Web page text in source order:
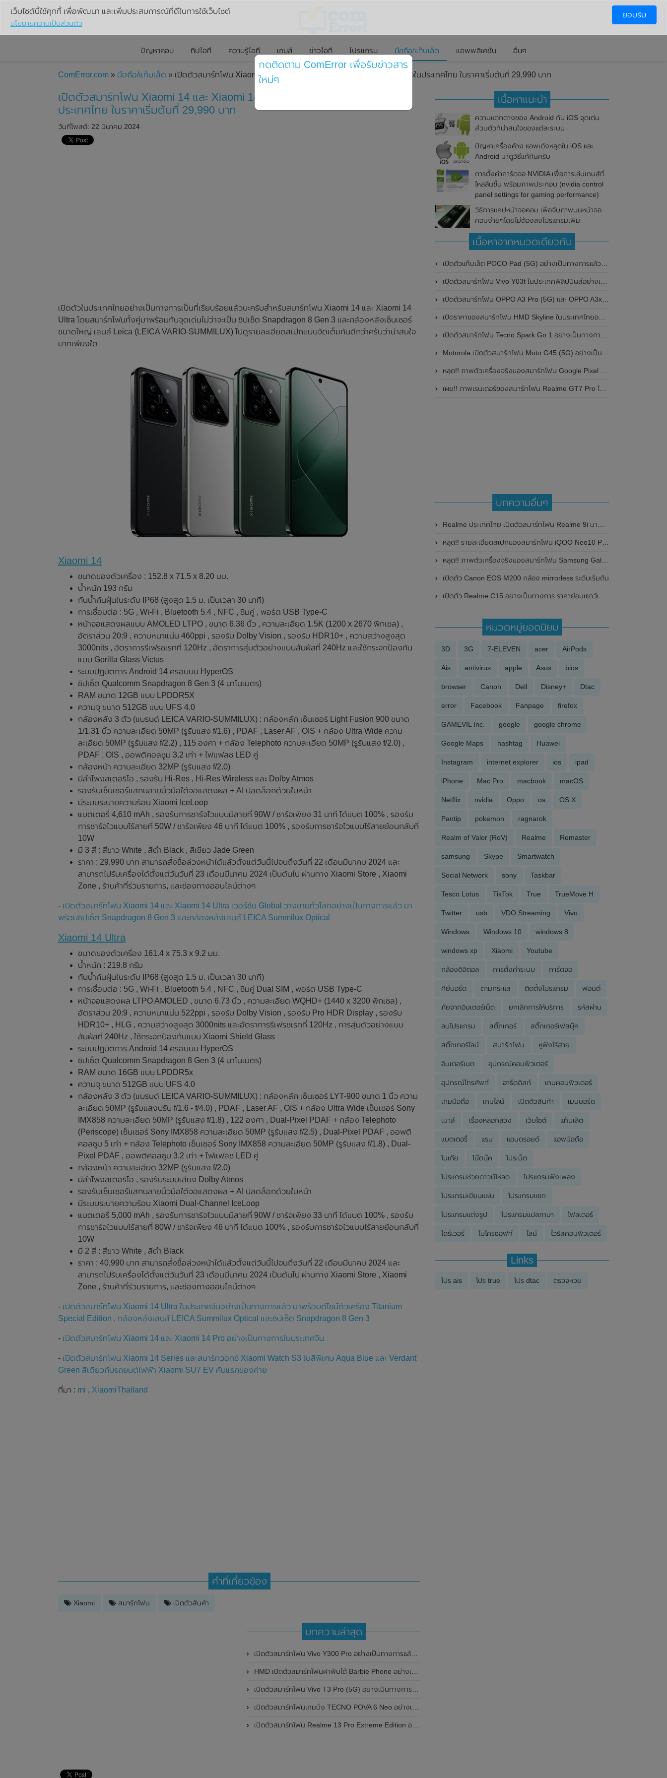
ปัญหาคอม ทิปไอที ความรู้ไอที เกมส์ ข่าวไอที โปรแกรม มือถือ/แท็บเล็ต แอพพลิเคชั่น อื่นๆ
ComError.com » มือถือ/แท็บเล็ต » เปิดตัวสมาร์ทโฟน Xiaomi 14 และ Xiaomi 14 Ultra อย่างเป็นทางการแล้วในประเทศไทย ในราคาเริ่มต้นที่ 29,990 บาท
เปิดตัวสมาร์ทโฟน Xiaomi 14 และ Xiaomi 14 Ultra อย่างเป็นทางการแล้วใน
ประเทศไทย ในราคาเริ่มต้นที่ 29,990 บาท
วันที่โพสต์: 22 มีนาคม 2024
เปิดตัวในประเทศไทยอย่างเป็นทางการเป็นที่เรียบร้อยแล้วนะครับสำหรับสมาร์ทโฟน Xiaomi 14 และ Xiaomi 14
Ultra โดยสมาร์ทโฟนทั้งคู่มาพร้อมกับจุดเด่นไม่ว่าจะเป็น ชิปเซ็ต Snapdragon 8 Gen 3 และกล้องหลังเซ็นเซอร์
ขนาดใหญ่ เลนส์ Leica (LEICA VARIO-SUMMILUX) ไปดูรายละเอียดสเปกแบบจัดเต็มกันดีกว่าครับว่าน่าสนใจ
มากเพียงใด
Xiaomi 14
ขนาดของตัวเครื่อง : 152.8 x 71.5 x 8.20 มม.
น้ำหนัก 193 กรัม
กันน้ำกันฝุ่นในระดับ IP68 (สูงสุด 1.5 ม. เป็นเวลา 30 นาที)
การเชื่อมต่อ : 5G , Wi-Fi , Bluetooth 5.4 , NFC , ซิมคู่ , พอร์ต USB Type-C
หน้าจอแสดงผลแบบ AMOLED LTPO , ขนาด 6.36 นิ้ว , ความละเอียด 1.5K (1200 x 2670 พิกเซล) ,
อัตราส่วน 20:9 , ความหนาแน่น 460ppi , รองรับ Dolby Vision , รองรับ HDR10+ , ความสว่างสูงสุด
3000nits , อัตราการรีเฟรชเรทที่ 120Hz , อัตราการสุ่มตัวอย่างแบบสัมผัสที่ 240Hz และใช้กระจกป้องกัน
แบบ Gorilla Glass Victus
ระบบปฏิบัติการ Android 14 ครอบบน HyperOS
ชิปเซ็ต Qualcomm Snapdragon 8 Gen 3 (4 นาโนเมตร)
RAM ขนาด 12GB แบบ LPDDR5X
ความจุ ขนาด 512GB แบบ UFS 4.0
กล้องหลัง 3 ตัว (แบรนด์ LEICA VARIO-SUMMILUX) : กล้องหลัก เซ็นเซอร์ Light Fusion 900 ขนาด
1/1.31 นิ้ว ความละเอียด 50MP (รูรับแสง f/1.6) , PDAF , Laser AF , OIS + กล้อง Ultra Wide ความ
ละเอียด 50MP (รูรับแสง f/2.2) , 115 องศา + กล้อง Telephoto ความละเอียด 50MP (รูรับแสง f/2.0) ,
PDAF , OIS , ออพติคอลซูม 3.2 เท่า + ไฟแฟลช LED คู่
กล้องหน้า ความละเอียด 32MP (รูรับแสง f/2.0)
มีลำโพงสเตอริโอ , รองรับ Hi-Res , Hi-Res Wireless และ Dolby Atmos
รองรับเซ็นเซอร์แสกนลายนิ้วมือใต้จอแสดงผล + AI ปลดล็อกด้วยใบหน้า
มีระบบระบายความร้อน Xiaomi IceLoop
แบตเตอรี่ 4,610 mAh , รองรับการชาร์จไวแบบมีสายที่ 90W / ชาร์จเพียง 31 นาที ได้แบต 100% , รองรับ
การชาร์จไวแบบไร้สายที่ 50W / ชาร์จเพียง 46 นาที ได้แบต 100% , รองรับการชาร์จไวแบบไร้สายย้อนกลับที่
10W
มี 3 สี : สีขาว White , สีดำ Black , สีเขียว Jade Green
ราคา : 29,990 บาท สามารถสั่งซื้อล่วงหน้าได้แล้วตั้งแต่วันนี้ไปจนถึงวันที่ 22 เดือนมีนาคม 2024 และ
สามารถไปรับเครื่องได้ตั้งแต่วันวันที่ 23 เดือนมีนาคม 2024 เป็นต้นไป ผ่านทาง Xiaomi Store , Xiaomi
Zone , ร้านค้าที่ร่วมรายการ, และช่องทางออนไลน์ต่างๆ
- เปิดตัวสมาร์ทโฟน Xiaomi 14 และ Xiaomi 14 Ultra เวอร์ชัน Global วางขายทั่วโลกอย่างเป็นทางการแล้ว มา
พร้อมชิปเซ็ต Snapdragon 8 Gen 3 และกล้องหลังเลนส์ LEICA Summilux Optical
Xiaomi 14 Ultra
ขนาดของตัวเครื่อง 161.4 x 75.3 x 9.2 มม.
น้ำหนัก : 219.8 กรัม
กันน้ำกันฝุ่นในระดับ IP68 (สูงสุด 1.5 ม. เป็นเวลา 30 นาที)
การเชื่อมต่อ : 5G , Wi-Fi , Bluetooth 5.4 , NFC , ซิมคู่ Dual SIM , พอร์ต USB Type-C
หน้าจอแสดงผล LTPO AMOLED , ขนาด 6.73 นิ้ว , ความละเอียด WQHD+ (1440 x 3200 พิกเซล) ,
อัตราส่วน 20:9 , ความหนาแน่น 522ppi , รองรับ Dolby Vision , รองรับ Pro HDR Display , รองรับ
HDR10+ , HLG , ความสว่างสูงสุด 3000nits และอัตราการรีเฟรชเรทที่ 120Hz , การสุ่มตัวอย่างแบบ
สัมผัสที่ 240Hz , ใช้กระจกป้องกันแบบ Xiaomi Shield Glass
ระบบปฏิบัติการ Android 14 ครอบบน HyperOS
ชิปเซ็ต Qualcomm Snapdragon 8 Gen 3 (4 นาโนเมตร)
RAM ขนาด 16GB แบบ LPDDR5x
ความจุ ขนาด 512GB แบบ UFS 4.0
กล้องหลัง 3 ตัว (แบรนด์ LEICA VARIO-SUMMILUX) : กล้องหลัก เซ็นเซอร์ LYT-900 ขนาด 1 นิ้ว ความ
ละเอียด 50MP (รูรับแสงปรับ f/1.6 - f/4.0) , PDAF , Laser AF , OIS + กล้อง Ultra Wide เซ็นเซอร์ Sony
IMX858 ความละเอียด 50MP (รูรับแสง f/1.8) , 122 องศา , Dual-Pixel PDAF + กล้อง Telephoto
(Periscope) เซ็นเซอร์ Sony IMX858 ความละเอียด 50MP (รูรับแสง f/2.5) , Dual-Pixel PDAF , ออพติ
คอลซูม 5 เท่า + กล้อง Telephoto เซ็นเซอร์ Sony IMX858 ความละเอียด 50MP (รูรับแสง f/1.8) , Dual-
Pixel PDAF , ออพติคอลซูม 3.2 เท่า + ไฟแฟลช LED คู่
กล้องหน้า ความละเอียด 32MP (รูรับแสง f/2.0)
มีลำโพงสเตอริโอ , รองรับระบบเสียง Dolby Atmos
รองรับเซ็นเซอร์แสกนลายนิ้วมือใต้จอแสดงผล + AI ปลดล็อกด้วยใบหน้า
มีระบบระบายความร้อน Xiaomi Dual-Channel IceLoop
แบตเตอรี่ 5,000 mAh , รองรับการชาร์จไวแบบมีสายที่ 90W / ชาร์จเพียง 33 นาที ได้แบต 100% , รองรับ
การชาร์จไวแบบไร้สายที่ 80W / ชาร์จเพียง 46 นาที ได้แบต 100% , รองรับการชาร์จไวแบบไร้สายย้อนกลับที่
10W
มี 2 สี : สีขาว White , สีดำ Black
ราคา : 40,990 บาท สามารถสั่งซื้อล่วงหน้าได้แล้วตั้งแต่วันนี้ไปจนถึงวันที่ 22 เดือนมีนาคม 2024 และ
สามารถไปรับเครื่องได้ตั้งแต่วันวันที่ 23 เดือนมีนาคม 2024 เป็นต้นไป ผ่านทาง Xiaomi Store , Xiaomi
Zone , ร้านค้าที่ร่วมรายการ, และช่องทางออนไลน์ต่างๆ
- เปิดตัวสมาร์ทโฟน Xiaomi 14 Ultra ในประเทศจีนอย่างเป็นทางการแล้ว มาพร้อมดีไซน์ตัวเครื่อง Titanium
Special Edition , กล้องหลังเลนส์ LEICA Summilux Optical และชิปเซ็ต Snapdragon 8 Gen 3
- เปิดตัวสมาร์ทโฟน Xiaomi 14 และ Xiaomi 14 Pro อย่างเป็นทางการในประเทศจีน
- เปิดตัวสมาร์ทโฟน Xiaomi 14 Series และสมาร์ทวอทช์ Xiaomi Watch S3 ในสีพิเศษ Aqua Blue และ Verdant
Green สีเดียวกับรถยนต์ไฟฟ้า Xiaomi SU7 EV คันแรกของค่าย
ที่มา : mi , XiaomiThailand
คำที่เกี่ยวข้อง
Xiaomi สมาร์ทโฟน เปิดตัวสินค้า
บทความล่าสุด
เปิดตัวสมาร์ทโฟน Vivo Y300 Pro อย่างเป็นทางการแล้วในประเทศจีน มาพร้อมดีไซน์พรีเมี่ยม ทนทาน และแบตเตอรี่สุดอึดขนาดใหญ่ 6,500mAh พร้อมรองรับการชาร์จไว 80W
HMD เปิดตัวสมาร์ทโฟนฝาพับได้ Barbie Phone อย่างเป็นทางการแล้ว มาพร้อมธีมสีชมพูสดใส
เปิดตัวสมาร์ทโฟน Vivo T3 Pro (5G) อย่างเป็นทางการแล้วในประเทศอินเดีย
เปิดตัวสมาร์ทโฟนเกมมิ่ง TECNO POVA 6 Neo อย่างเป็นทางการแล้วในประเทศไทย ในราคา 8,499 บาท
เปิดตัวสมาร์ทโฟน Realme 13 Pro Extreme Edition อย่างเป็นทางการแล้วในประเทศจีน
เนื้อหาแนะนำ
ความแตกต่างของ Android กับ iOS จุดเด่น
ส่วนตัวที่น่าสนใจของแต่ละระบบ
ปัญหาเครื่องค้าง แอพเด้งหลุดใน iOS และ
Android มาดูวิธีแก้กันครับ
การตั้งค่าการ์ดจอ NVIDIA เพื่อการเล่นเกมส์ที่
ไหลลื่นขึ้น พร้อมภาพประกอบ (nvidia control
panel settings for gaming performance)
วิธีการแคปหน้าจอคอม เพื่อจับภาพบนหน้าจอ
คอมง่ายๆโดยไม่ต้องลงโปรแกรมเพิ่ม
เนื้อหาจากหมวดเดียวกัน
เปิดตัวแท็บเล็ต POCO Pad (5G) อย่างเป็นทางการแล้วในประเทศอินเดีย มาพร้อมชิปเซ็ต Snapdragon 7s Gen 2 ของ Qualcomm และรองรับเครือข่าย 5G
เปิดตัวสมาร์ทโฟน Vivo Y03t ในประเทศฟิลิปปินส์อย่างเป็นทางการแล้ว มาพร้อมชิปเซ็ต Unisoc T612 , กล้องหลัง ความละเอียด 13MP , แบตเตอรี่ 5,000mAh และหน้าจอแสดงผล LCD / 90Hz
เปิดตัวสมาร์ทโฟน OPPO A3 Pro (5G) และ OPPO A3x ในประเทศไทยอย่างเป็นทางการแล้ว ในราคาเริ่มต้นเพียง 3,999 บาท
เปิดราคาของสมาร์ทโฟน HMD Skyline ในประเทศไทยอย่างเป็นทางการแล้ว ราคา 14,990 บาท
เปิดตัวสมาร์ทโฟน Tecno Spark Go 1 อย่างเป็นทางการแล้ว มาพร้อมหน้าจอแสดงผล LCD / 120Hz , แบตเตอรี่ 5,000mAh และใช้ชิปเซ็ต Unisoc
Motorola เปิดตัวสมาร์ทโฟน Moto G45 (5G) อย่างเป็นทางการแล้วในอินเดีย
หลุด!! ภาพตัวเครื่องจริงของสมาร์ทโฟน Google Pixel 9a โชว์ดีไซน์ใหม่ กล้องหลังแบนราบ ไม่มีกรอบของกล้องแล้ว
เผย!! ภาพเรนเดอร์ของสมาร์ทโฟน Realme GT7 Pro โชว์ให้เห็นดีไซน์ใหม่ พร้อมเผยรายละเอียดสเปกที่สำคัญบางส่วน
บทความอื่นๆ
Realme ประเทศไทย เปิดตัวสมาร์ทโฟน Realme 9i มาพร้อมกับชิปเซ็ต Snapdragon 680 , กล้องหลัง AI 3 ตัว และระบบชาร์จไว Dart Charge ที่ 33W ในราคาสุดคุ้มเพียง 7,999 บาท
หลุด!! รายละเอียดสเปกของสมาร์ทโฟน iQOO Neo10 Pro มาพร้อมหน้าจอแสดงผล 1.5K , กล้องหลัง ความละเอียด 50MP และใช้ชิปเซ็ต Qualcomm Snapdragon 8 Gen 3
หลุด!! ภาพตัวเครื่องจริงของสมาร์ทโฟน Samsung Galaxy S22 Ultra โชว์ให้เห็นดีไซน์ของตัวเครื่องที่มาพร้อมช่องใส่ปากกา S Pen ในตัวแบบชัดๆ
เปิดตัว Canon EOS M200 กล้อง mirrorless ระดับเริ่มต้น
เปิดตัว Realme C15 อย่างเป็นทางการ ราคาย่อมเยาว์เริ่มต้นแค่ 4,000 กว่าบาท มาพร้อมแบตเตอรี่ขนาด 6,000mAh , ชิปเซ็ต Helio G35 และกล้องหลัง 4 ตัว
หมวดหมู่ยอดนิยม
3D 3G 7-ELEVEN acer AirPods
Ais antivirus apple Asus bios
browser Canon Dell Disney+ Dtac
error Facebook Fanpage firefox
GAMEVIL Inc. google google chrome
Google Maps hashtag Huawei
Instagram internet explorer ios ipad
iPhone Mac Pro macbook macOS
Netflix nvidia Oppo os OS X
Pantip pokemon ragnarok
Realm of Valor (RoV) Realme Remaster
samsung Skype Smartwatch
Social Network sony Taskbar
Tesco Lotus TikTok True TrueMove H
Twitter usb VDO Streaming Vivo
Windows Windows 10 windows 8
windows xp Xiaomi Youtube
กล้องดิจิตอล การตั้งค่าระบบ การ์ดจอ
คีย์บอร์ด ตามกระแส ติดตั้งโปรแกรม ฟอนต์
ภัยจากอินเตอร์เน็ต ยกเลิกการให้บริการ รหัสผ่าน
ลบโปรแกรม สติ๊กเกอร์ สติ๊กเกอร์เฟสบุ๊ค
สติ๊กเกอร์ไลน์ สมาร์ทโฟน หูฟังไร้สาย
อินเตอร์เนต อุปกรณ์คอมพิวเตอร์
อุปกรณ์โทรศัพท์ ฮาร์ดดิสก์ เกมคอมพิวเตอร์
เกมมือถือ เกมไลน์ เปิดตัวสินค้า เมนบอร์ด
เมาส์ เรื่องหลอกลวง เว็บไซต์ แท็บเล็ต
แบตเตอรี่ แรม แอนดรอยด์ แอพมือถือ
โนเกีย โน๊ตบุ๊ค โปรเน็ต
โปรแกรมช่วยดาวน์โหลด โปรแกรมฟังเพลง
โปรแกรมเขียนแผ่น โปรแกรมแชท
โปรแกรมแต่งรูป โปรแกรมแปลภาษา โฟลเดอร์
ไดร์เวอร์ ไมโครซอฟท์ ไลน์ ไวรัสคอมพิวเตอร์
Links
โปร ais โปร true โปร dtac ตรวจหวย
เว็บไซต์นี้ใช้คุกกี้ เพื่อพัฒนา และเพิ่มประสบการณ์ที่ดีในการใช้เว็บไซต์
นโยบายความเป็นส่วนตัว
ยอมรับ
กดติดตาม ComError เพื่อรับข่าวสาร
ใหม่ๆ